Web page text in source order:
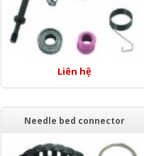
Liên hệ
Needle bed connector